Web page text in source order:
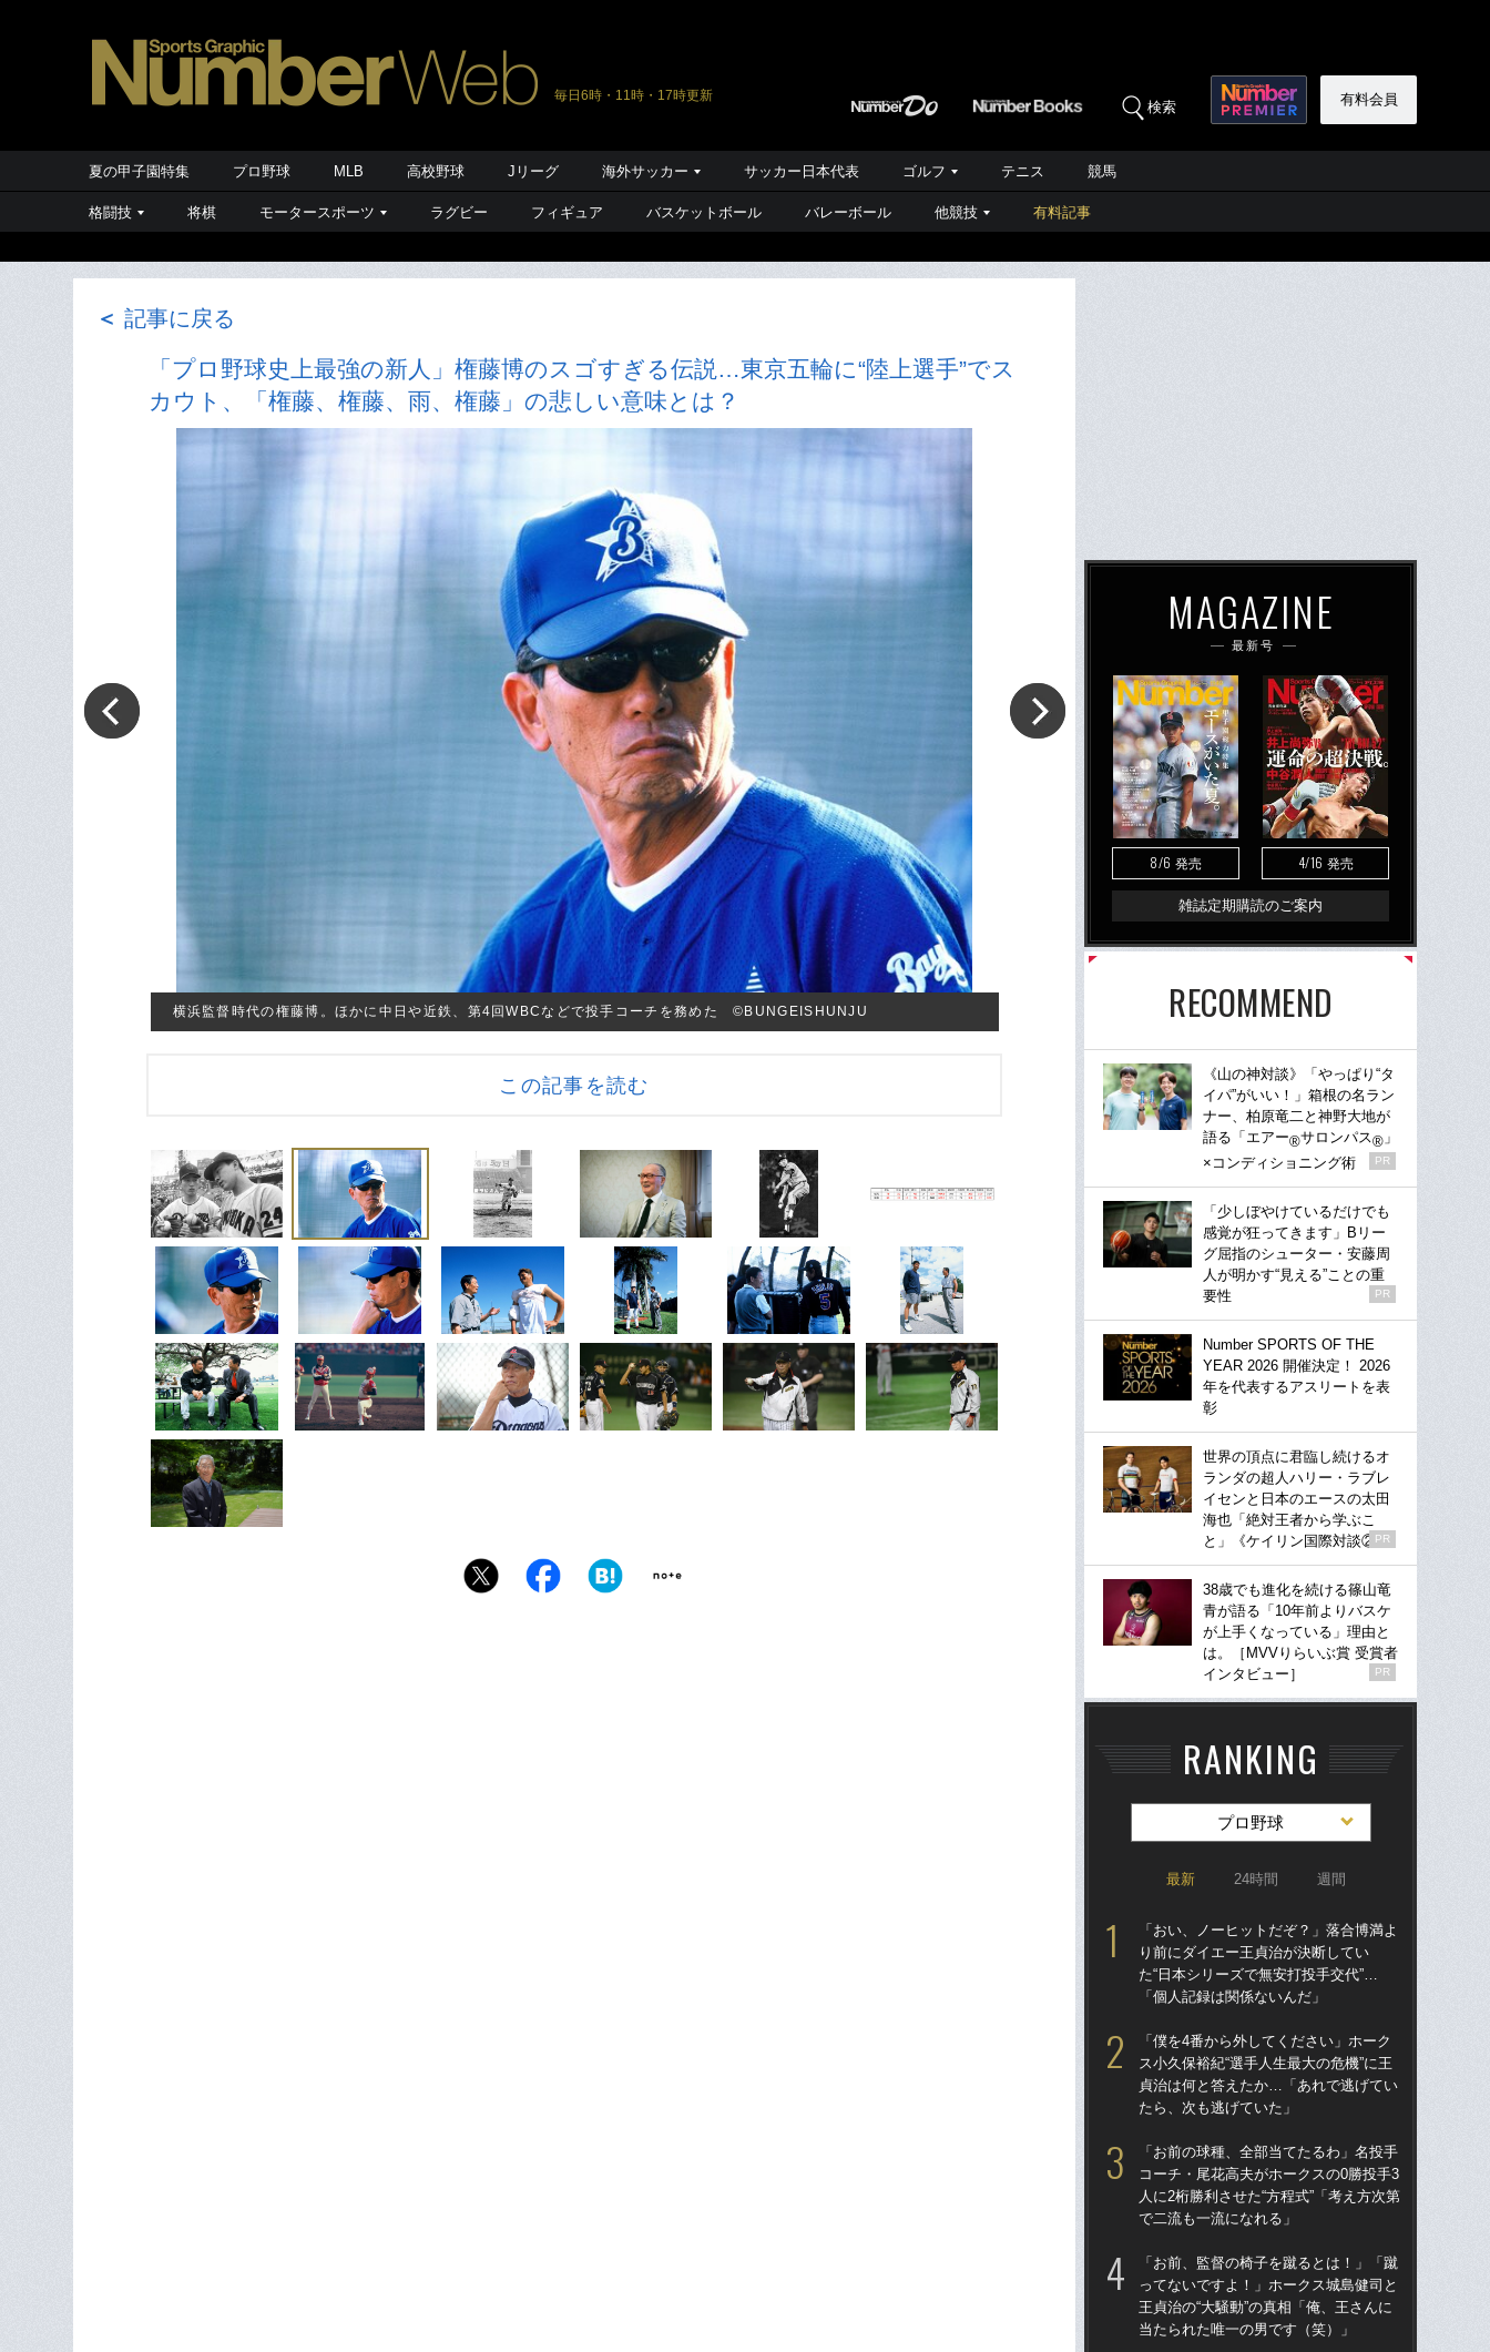
毎日6時・11時・17時更新
検索 有料会員
夏の甲子園特集 プロ野球 MLB 高校野球 Jリーグ 海外サッカー サッカー日本代表 ゴルフ テニス 競馬
格闘技 将棋 モータースポーツ ラグビー フィギュア バスケットボール バレーボール 他競技 有料記事
＜ 記事に戻る
「プロ野球史上最強の新人」権藤博のスゴすぎる伝説…東京五輪に“陸上選手”でス
カウト、「権藤、権藤、雨、権藤」の悲しい意味とは？
横浜監督時代の権藤博。ほかに中日や近鉄、第4回WBCなどで投手コーチを務めた ©BUNGEISHUNJU
この記事を読む
MAGAZINE
最新号
8/6 発売 4/16 発売
雑誌定期購読のご案内
RECOMMEND
《山の神対談》「やっぱり“タ
イパ”がいい！」箱根の名ラン
ナー、柏原竜二と神野大地が
語る「エアー®サロンパス® 」
×コンディショニング術
PR
「少しぼやけているだけでも
感覚が狂ってきます」Bリー
グ屈指のシューター・安藤周
人が明かす“見える”ことの重
要性
PR
Number SPORTS OF THE
YEAR 2026 開催決定！ 2026
年を代表するアスリートを表
彰
世界の頂点に君臨し続けるオ
ランダの超人ハリー・ラブレ
イセンと日本のエースの太田
海也「絶対王者から学ぶこ
と」《ケイリン国際対談②》
PR
38歳でも進化を続ける篠山竜
青が語る「10年前よりバスケ
が上手くなっている」理由と
は。［MVVりらいぶ賞 受賞者
インタビュー］
PR
RANKING
プロ野球
最新 24時間 週間
「おい、ノーヒットだぞ？」落合博満よ
り前にダイエー王貞治が決断してい
た“日本シリーズで無安打投手交代”…
「個人記録は関係ないんだ」
「僕を4番から外してください」ホーク
ス小久保裕紀“選手人生最大の危機”に王
貞治は何と答えたか…「あれで逃げてい
たら、次も逃げていた」
「お前の球種、全部当てたるわ」名投手
コーチ・尾花高夫がホークスの0勝投手3
人に2桁勝利させた“方程式”「考え方次第
で二流も一流になれる」
「お前、監督の椅子を蹴るとは！」「蹴
ってないですよ！」ホークス城島健司と
王貞治の“大騒動”の真相「俺、王さんに
当たられた唯一の男です（笑）」